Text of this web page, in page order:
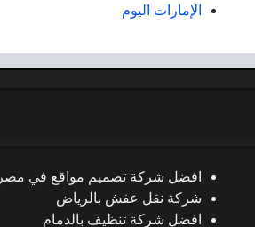
الإمارات اليوم
افضل شركة تصميم مواقع في مصر
شركة نقل عفش بالرياض
افضل شركة تنظيف بالدمام